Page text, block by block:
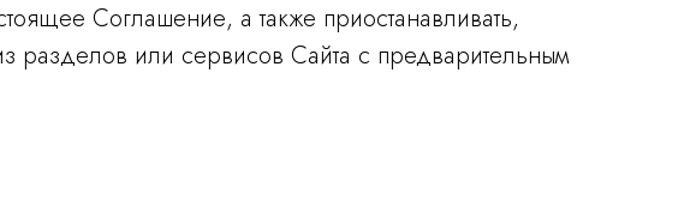
Соглашение, а также приостанавливать,
разделов или сервисов Сайта с предварительным